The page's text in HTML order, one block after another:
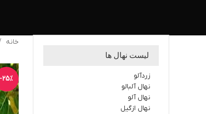
لیست نهال ها
زردآلو
نهال آلبالو
نهال آلو
نهال ازگیل
خانه
-25%